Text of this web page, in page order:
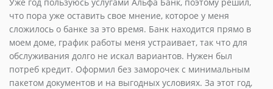
что пора уже оставить свое мнение, которое у меня
сложилось о банке за это время. Банк находится прямо в
моем доме, график работы меня устраивает, так что для
обслуживания долго не искал вариантов. Нужен был
потреб кредит. Оформил без заморочек с минимальным
пакетом документов и на выгодных условиях. За этот год,